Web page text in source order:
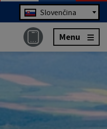
Jazyk Slovenčina
Menu